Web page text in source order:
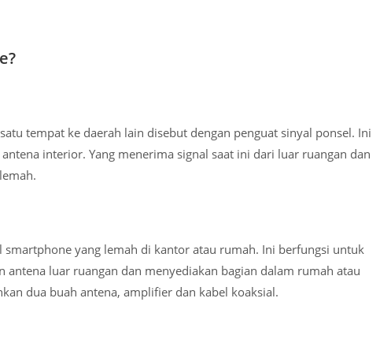
tempat ke daerah lain disebut dengan penguat sinyal ponsel. Ini
interior. Yang menerima signal saat ini dari luar ruangan dan
yang lemah di kantor atau rumah. Ini berfungsi untuk
luar ruangan dan menyediakan bagian dalam rumah atau
dua buah antena, amplifier dan kabel koaksial.